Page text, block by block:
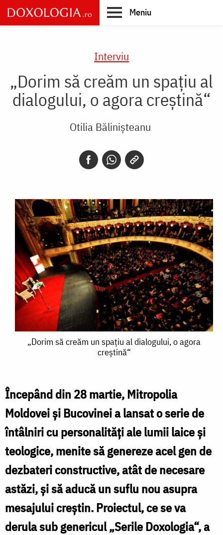
Skip
to
main
Meniu
Interviu
„Dorim să creăm un spaţiu al
dialogului, o agora creştină“
Otilia Bălinișteanu
„Dorim
un
spaţiu
al
dialogului,
creştină“
„Dorim să creăm un spaţiu al dialogului, o agora
creştină“
Începând din 28 martie, Mitropolia
Moldovei şi Bucovinei a lansat o serie de
întâlniri cu personalităţi ale lumii laice şi
teologice, menite să genereze acel gen de
dezbateri constructive, atât de necesare
astăzi, şi să aducă un suflu nou asupra
mesajului creştin. Proiectul, ce se va
derula sub genericul „Serile Doxologia“, a